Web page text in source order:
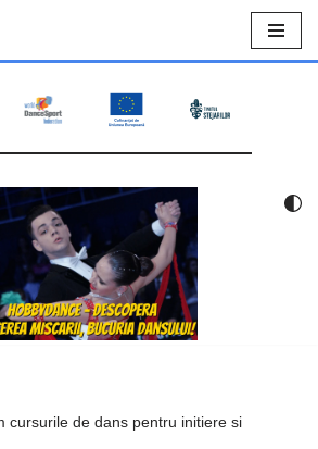
cursurile de dans pentru initiere si